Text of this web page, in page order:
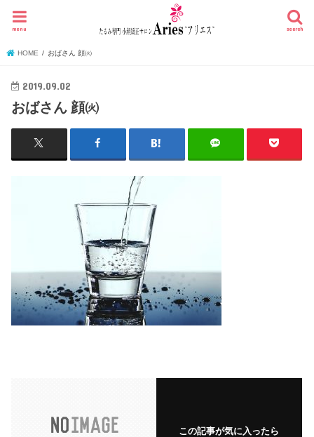
search
menu
HOME おばさん 顔㈫
2019.09.02
おばさん 顔㈫
この記事が気に入ったら